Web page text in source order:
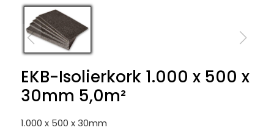
EKB-Isolierkork 1.000 x 500 x
30mm 5,0m²
1.000 x 500 x 30mm